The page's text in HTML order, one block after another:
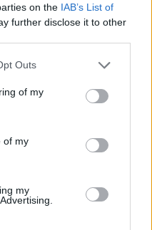
on the IAB’s List of
further disclose it to other
Outs
of my
of my
my
VALERE SULLA SEZIONE
56 DEL DECRETO-LEGGE
Centrale S.p.A.
56 DEL DECRETO-LEGGE